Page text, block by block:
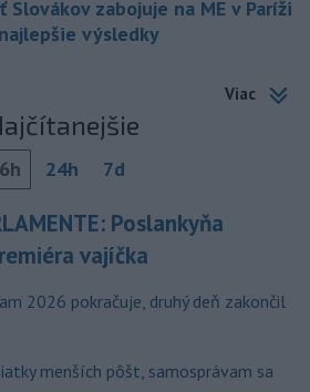
Slovákov zabojuje na ME v Paríži
výsledky
Viac
6h 24h 7d
Poslankyňa
vajíčka
2026 pokračuje, druhý deň zakončil
menších pôšt, samosprávam sa